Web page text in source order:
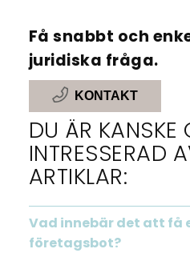
Få snabbt och
juridiska fråga.
KONTAKT
DU ÄR KANSKE
INTRESSERAD
ARTIKLAR:
Vad innebär det att få
företagsbot?